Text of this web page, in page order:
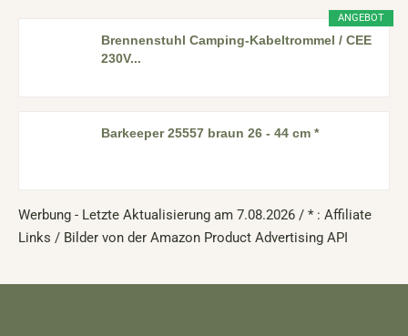
ANGEBOT
Brennenstuhl Camping-Kabeltrommel / CEE
230V...
Barkeeper 25557 braun 26 - 44 cm *
Werbung - Letzte Aktualisierung am 7.08.2026 / * : Affiliate
Links / Bilder von der Amazon Product Advertising API